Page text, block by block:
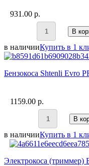
931.00 p.
В
в наличииКупить в 1
Бензокоса Shtenli Evro
1159.00 p.
В
в наличииКупить в 1
Электрокоса (триммер)